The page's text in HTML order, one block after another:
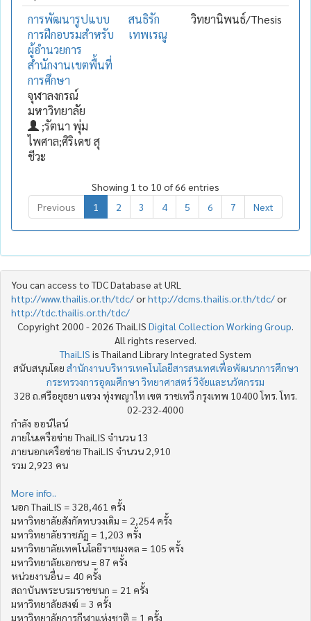
การพัฒนารูปแบบ
การฝึกอบรมสำหรับ
ผู้อำนวยการ
สำนักงานเขตพื้นที่
การศึกษา
จุฬาลงกรณ์
มหาวิทยาลัย
;รัตนา พุ่ม
ไพศาล;ศิริเดช สุ
ชีวะ
สนธิรัก
เทพเรณู
วิทยานิพนธ์/Thesis
Showing 1 to 10 of 66 entries
Previous
1 2 3 4 5 6 7 Next
You can access to TDC Database at URL
http://www.thailis.or.th/tdc/orhttp://dcms.thailis.or.th/tdc/or
http://tdc.thailis.or.th/tdc/
Copyright 2000 - 2026 ThaiLIS Digital Collection Working Group
All rights reserved.
ThaiLIS is Thailand Library Integrated System
สนับสนุนโดย สำนักงานบริหารเทคโนโลยีสารสนเทศเพื่อพัฒนาการศึกษา
กระทรวงการอุดมศึกษา วิทยาศาสตร์ วิจัยและนวัตกรรม
328 ถ.ศรีอยุธยา แขวง ทุ่งพญาไท เขต ราชเทวี กรุงเทพ 10400 โทร. โทร.
02-232-4000
กำลัง ออน์ไลน์
ภายในเครือข่าย ThaiLIS จำนวน 13
ภายนอกเครือข่าย ThaiLIS จำนวน 2,910
รวม 2,923 คน
More info..
นอก ThaiLIS = 328,461 ครั้ง
มหาวิทยาลัยสังกัดทบวงเดิม = 2,254 ครั้ง
มหาวิทยาลัยราชภัฏ = 1,203 ครั้ง
มหาวิทยาลัยเทคโนโลยีราชมงคล = 105 ครั้ง
มหาวิทยาลัยเอกชน = 87 ครั้ง
หน่วยงานอื่น = 40 ครั้ง
สถาบันพระบรมราชชนก = 21 ครั้ง
มหาวิทยาลัยสงฆ์ = 3 ครั้ง
มหาวิทยาลัยการกีฬาแห่งชาติ = 1 ครั้ง